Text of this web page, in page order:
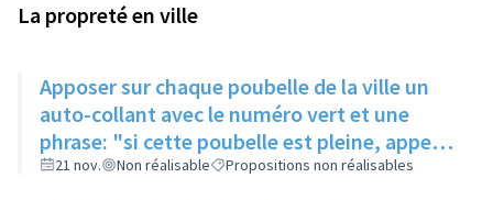
La propreté en ville
Apposer sur chaque poubelle de la ville un
auto-collant avec le numéro vert et une
phrase: "si cette poubelle est pleine, appeler
le...." permettant à chaque habitant de
21 nov. Non réalisable Propositions non réalisables